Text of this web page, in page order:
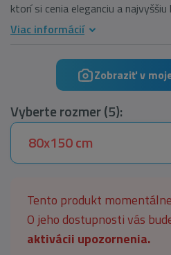
ktorí si cenia eleganciu a najvyššiu
Viac informácií
Zobraziť v
Vyberte rozmer (5):
80x150 cm
Tento produkt momentálne
O jeho dostupnosti vás
aktivácii upozornenia.